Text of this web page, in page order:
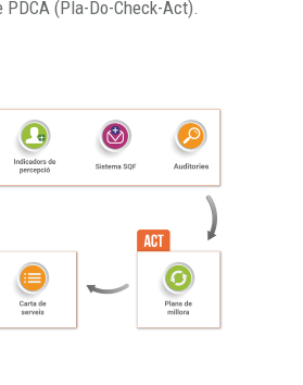
(Pla-Do-Check-Act).